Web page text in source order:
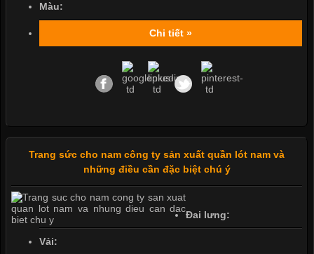
Màu:
Chi tiết »
Trang sức cho nam công ty sản xuất quần lót nam và
những điều cần đặc biệt chú ý
Đai lưng:
Vải: